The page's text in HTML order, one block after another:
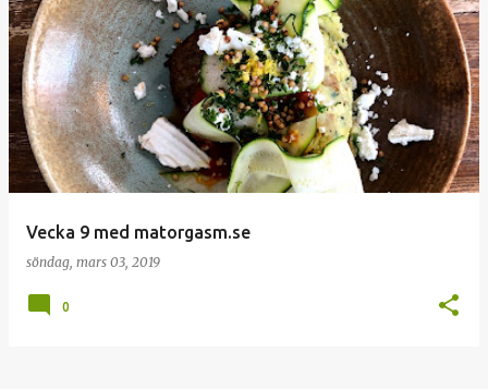
Vecka 9 med matorgasm.se
söndag, mars 03, 2019
0